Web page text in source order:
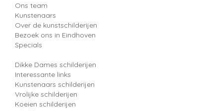
Ons team
Kunstenaars
Over de kunstschilderijen
Bezoek ons in Eindhoven
Specials
Dikke Dames schilderijen
Interessante links
Kunstenaars schilderijen
Vrolijke schilderijen
Koeien schilderijen